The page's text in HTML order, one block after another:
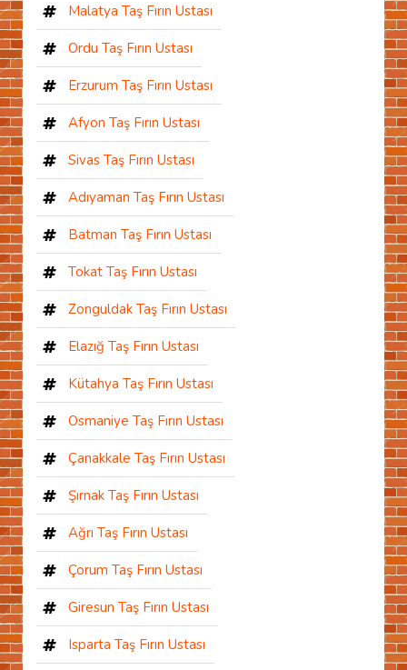
Malatya Taş Fırın Ustası
Ordu Taş Fırın Ustası
Erzurum Taş Fırın Ustası
Afyon Taş Fırın Ustası
Sivas Taş Fırın Ustası
Adıyaman Taş Fırın Ustası
Batman Taş Fırın Ustası
Tokat Taş Fırın Ustası
Zonguldak Taş Fırın Ustası
Elazığ Taş Fırın Ustası
Kütahya Taş Fırın Ustası
Osmaniye Taş Fırın Ustası
Çanakkale Taş Fırın Ustası
Şırnak Taş Fırın Ustası
Ağrı Taş Fırın Ustası
Çorum Taş Fırın Ustası
Giresun Taş Fırın Ustası
Isparta Taş Fırın Ustası